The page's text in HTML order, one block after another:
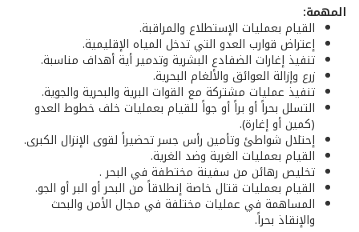
المهمة:
القيام بعمليات الإستطلاع والمراقبة.
إعتراض قوارب العدو التي تدخل المياه الإقليمية.
تنفيذ إغارات الضفادع البشرية وتدمير أية أهداف مناسبة.
زرع وإزالة العوائق والألغام البحرية.
تنفيذ عمليات مشتركة مع القوات البرية والبحرية والجوية.
التسلل بحراً أو براً أو جواً للقيام بعمليات خلف خطوط العدو
(كمين أو إغارة).
إحتلال شواطئ وتأمين رأس جسر تحضيراً لقوى الإنزال الكبرى.
القيام بعمليات الغرية وضد الغرية.
تخليص رهائن من سفينة مختطفة في البحر .
القيام بعمليات قتال خاصة إنطلاقاً من البحر أو البر أو الجو.
المساهمة في عمليات مختلفة في مجال الأمن والبحث
والإنقاذ بحراً.